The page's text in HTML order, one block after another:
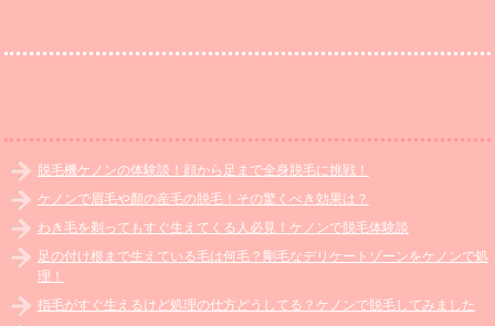
脱毛機ケノンの体験談！顔から足まで全身脱毛に挑戦！
ケノンで眉毛や顏の産毛の脱毛！その驚くべき効果は？
わき毛を剃ってもすぐ生えてくる人必見！ケノンで脱毛体験談
足の付け根まで生えている毛は何毛？剛毛なデリケートゾーンをケノンで処
理！
指毛がすぐ生えるけど処理の仕方どうしてる？ケノンで脱毛してみました